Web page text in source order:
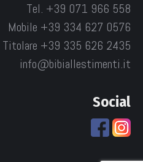
Tel. +39 071 966 558
Mobile +39 334 627 0576
Titolare +39 335 626 2435
info@bibiallestimenti.it
Social